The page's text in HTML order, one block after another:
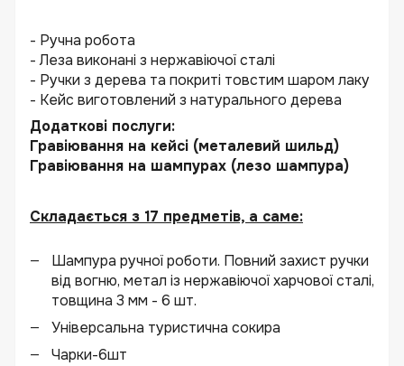
- Ручна робота
- Леза виконані з нержавіючої сталі
- Ручки з дерева та покриті товстим шаром лаку
- Кейс виготовлений з натурального дерева
Додаткові послуги:
Гравіювання на кейсі (металевий шильд)
Гравіювання на шампурах (лезо шампура)
Складається з 17 предметів, а саме:
Шампура ручної роботи. Повний захист ручки
від вогню, метал із нержавіючої харчової сталі,
товщина 3 мм - 6 шт.
Універсальна туристична сокира
Чарки-6шт